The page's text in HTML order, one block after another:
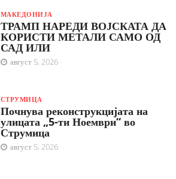
МАКЕДОНИЈА
ТРАМП НАРЕДИ ВОЈСКАТА ДА
КОРИСТИ МЕТАЛИ САМО ОД
САД ИЛИ
август 5, 2026
СТРУМИЦА
Почнува реконструкцијата на
улицата „5-ти Ноември“ во
Струмица
август 5, 2026